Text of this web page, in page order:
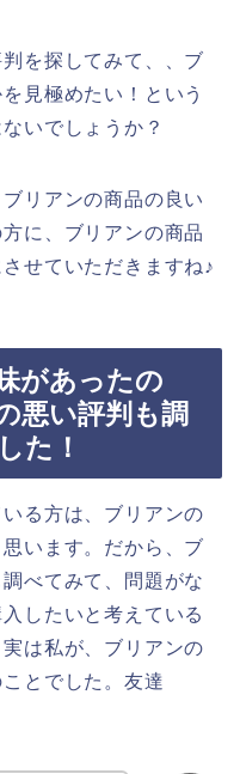
を探してみて、、ブ
見極めたい！という
いでしょうか？
リアンの商品の良い
に、ブリアンの商品
せていただきますね♪
があったの
悪い評判も調
た！
る方は、ブリアンの
います。だから、ブ
べてみて、問題がな
したいと考えている
は私が、ブリアンの
とでした。友達